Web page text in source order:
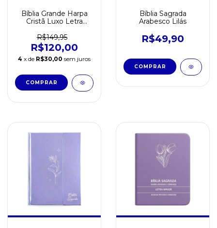
Bíblia Grande Harpa
Cristã Luxo Letra
R$149,95
R$120,00
4 x de R$30,00 sem juros
Bíblia Sagrada
Arabesco Lilás
R$49,90